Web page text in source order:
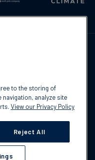
to the storing of
analyze site
View our Privacy Policy
Reject All